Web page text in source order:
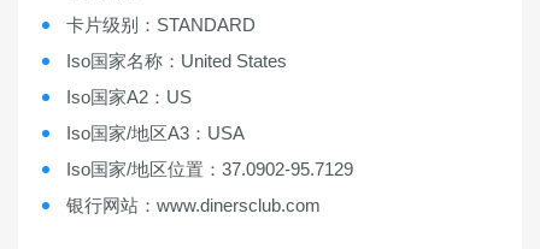
卡片级别：STANDARD
Iso国家名称：United States
Iso国家A2：US
Iso国家/地区A3：USA
Iso国家/地区位置：37.0902-95.7129
银行网站：www.dinersclub.com